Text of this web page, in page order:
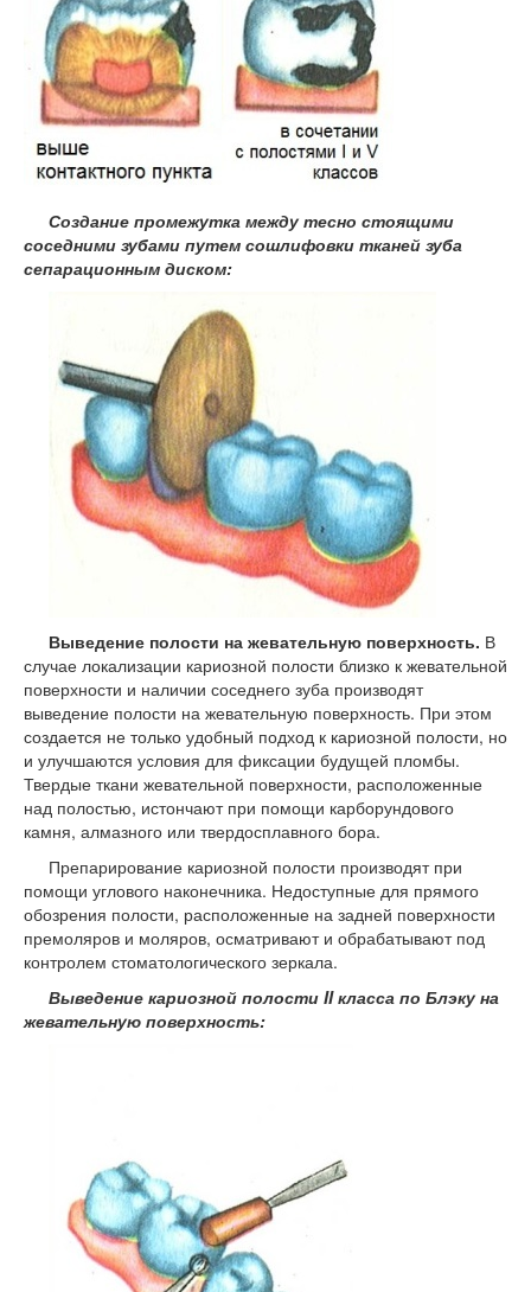
Создание промежутка между тесно стоящими
соседними зубами путем сошлифовки тканей зуба
сепарационным диском:
Выведение полости на жевательную поверхность. В
случае локализации кариозной полости близко к жевательной
поверхности и наличии соседнего зуба производят
выведение полости на жевательную поверхность. При этом
создается не только удобный подход к кариозной полости, но
и улучшаются условия для фиксации будущей пломбы.
Твердые ткани жевательной поверхности, расположенные
над полостью, истончают при помощи карборундового
камня, алмазного или твердо­сплавного бора.
Препарирование кариозной полости производят при
помощи углового наконечника. Недоступные для прямого
обозрения полости, расположенные на задней поверхности
премоляров и моляров, осматривают и обрабатывают под
контролем стоматологического зеркала.
Выведение кариозной полости II класса по Блэку на
жевательную поверхность: